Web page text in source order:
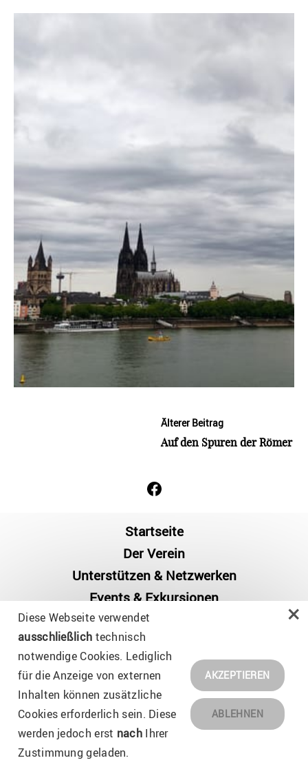
Älterer Beitrag
Auf den Spuren der Römer
Startseite
Der Verein
Unterstützen & Netzwerken
Events & Exkursionen
Ordnung & Satzungen
Mitglied werden →
Impressum
Datenschutz
© 2026Hector Seminar Alumni e.V.
Diese Webseite verwendet
ausschließlich technisch
notwendige Cookies. Lediglich
für die Anzeige von externen
Inhalten können zusätzliche
Cookies erforderlich sein. Diese
werden jedoch erst nachIhrer
Zustimmung geladen.
AKZEPTIEREN
ABLEHNEN
×